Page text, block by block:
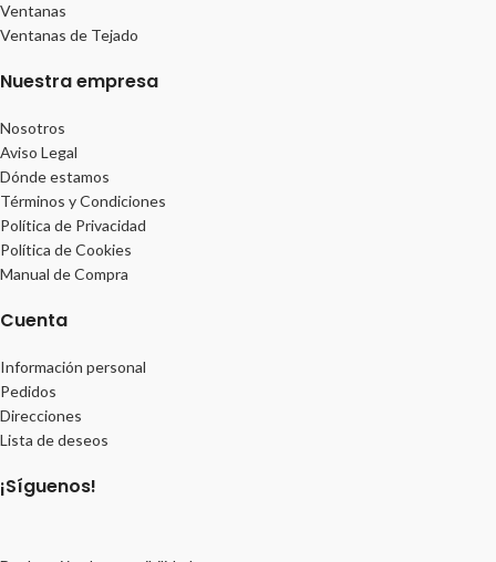
Ventanas
Ventanas de Tejado
Nuestra empresa
Nosotros
Aviso Legal
Dónde estamos
Términos y Condiciones
Política de Privacidad
Política de Cookies
Manual de Compra
Cuenta
Información personal
Pedidos
Direcciones
Lista de deseos
¡Síguenos!